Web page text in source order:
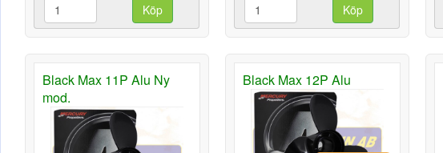
Köp Köp
Black Max 11P Alu Ny
mod.
Black Max 12P Alu